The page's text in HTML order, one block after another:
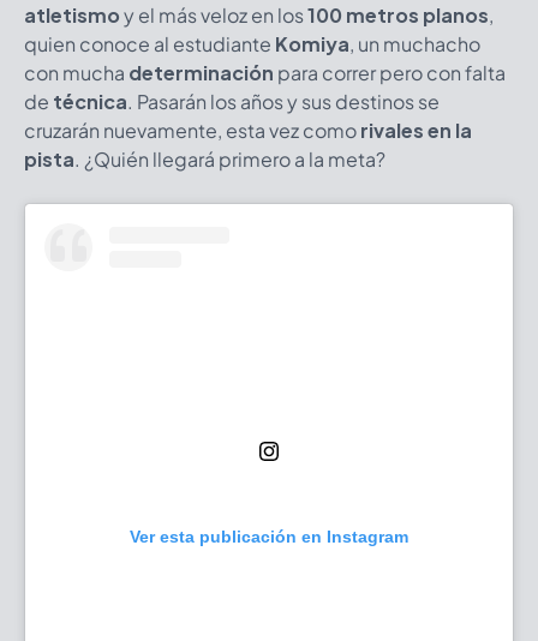
atletismoy el más veloz en los100 metros planos,
quien conoce al estudiante Komiya, un muchacho
con mucha determinación para correr pero con falta
de técnica. Pasarán los años y sus destinos se
cruzarán nuevamente, esta vez comorivales en la
pista. ¿Quién llegará primero a la meta?
Ver esta publicación en Instagram